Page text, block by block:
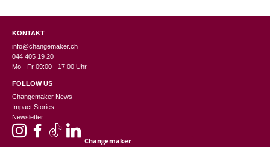
KONTAKT
info@changemaker.ch
044 405 19 20
Mo - Fr 09:00 - 17:00 Uhr
FOLLOW US
Changemaker News
Impact Stories
Newsletter
Changemaker